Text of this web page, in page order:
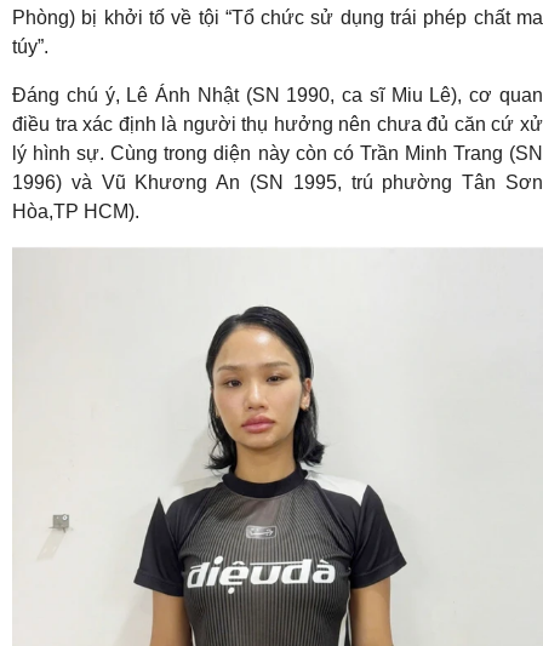
Phòng) bị khởi tố về tội “Tổ chức sử dụng trái phép chất ma
túy”.
Đáng chú ý, Lê Ánh Nhật (SN 1990, ca sĩ Miu Lê), cơ quan
điều tra xác định là người thụ hưởng nên chưa đủ căn cứ xử
lý hình sự. Cùng trong diện này còn có Trần Minh Trang (SN
1996) và Vũ Khương An (SN 1995, trú phường Tân Sơn
Hòa,TP HCM).